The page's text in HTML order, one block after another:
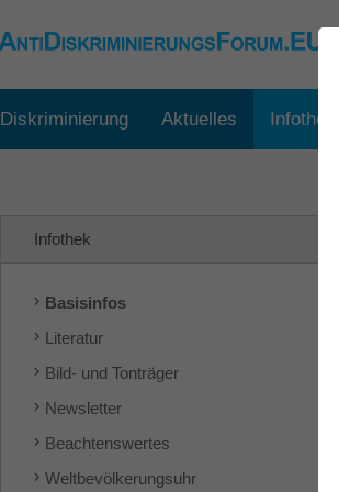
Diskriminierung Aktuelles Infothek
Infothek
Basisinfos
Literatur
Bild- und Tonträger
Newsletter
Beachtenswertes
Weltbevölkerungsuhr